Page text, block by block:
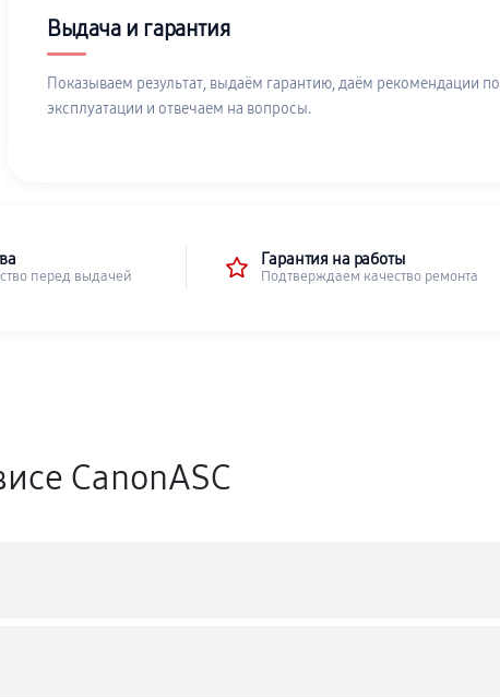
Выдача и гарантия
Показываем результат, выдаём гарантию, даём рекомендации по
эксплуатации и отвечаем на вопросы.
перед выдачей
Гарантия на работы
Подтверждаем качество ремонта
CanonASC